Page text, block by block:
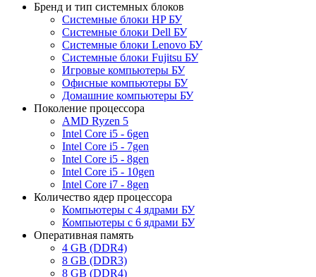
Бренд и тип системных блоков
Системные блоки HP БУ
Системные блоки Dell БУ
Системные блоки Lenovo БУ
Системные блоки Fujitsu БУ
Игровые компьютеры БУ
Офисные компьютеры БУ
Домашние компьютеры БУ
Поколение процессора
AMD Ryzen 5
Intel Core i5 - 6gen
Intel Core i5 - 7gen
Intel Core i5 - 8gen
Intel Core i5 - 10gen
Intel Core i7 - 8gen
Количество ядер процессора
Компьютеры с 4 ядрами БУ
Компьютеры с 6 ядрами БУ
Оперативная память
4 GB (DDR4)
8 GB (DDR3)
8 GB (DDR4)